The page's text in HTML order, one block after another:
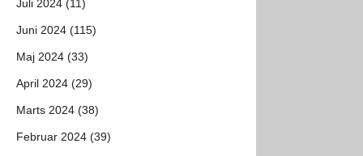
Juli 2024 (11)
Juni 2024 (115)
Maj 2024 (33)
April 2024 (29)
Marts 2024 (38)
Februar 2024 (39)